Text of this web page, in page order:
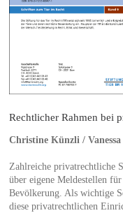
Rechtlicher Rahmen bei
Christine Künzli /
Zahlreiche privatrechtliche
über eigene Meldestellen
Bevölkerung. Als wichtige
diese privatrechtlichen